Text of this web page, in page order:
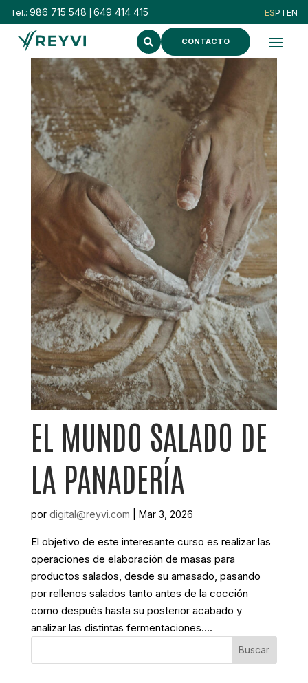
Tel.: 986 715 548 649 414 415
CONTACTO
EL MUNDO SALADO DE
LA PANADERÍA
por digital@reyvi.com Mar 3, 2026
El objetivo de este interesante curso es realizar las
operaciones de elaboración de masas para
productos salados, desde su amasado, pasando
por rellenos salados tanto antes de la cocción
como después hasta su posterior acabado y
analizar las distintas fermentaciones....
Buscar